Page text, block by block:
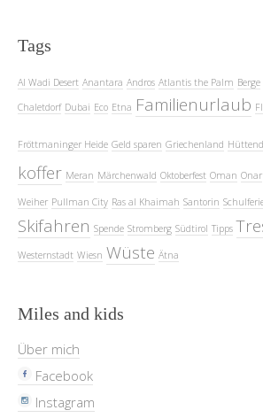
Tags
Al Wadi Desert Anantara Andros Atlantis the Palm Berge
Chaletdorf Dubai Eco Etna Familienurlaub
Fröttmaninger Heide Geld sparen Griechenland
koffer Meran Märchenwald Oktoberfest Oman Onar
Weiher Pullman City Ras al Khaimah Santorin
Skifahren Spende Stromberg Südtirol Tipps
Westernstadt Wiesn Wüste Ätna
Miles and kids
Über mich
Facebook
Instagram